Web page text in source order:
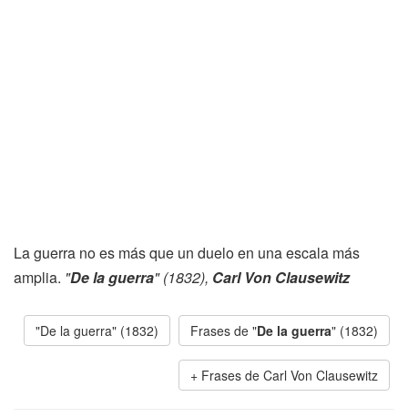
La guerra no es más que un duelo en una escala más
amplia. "De la guerra" (1832), Carl Von Clausewitz
"De la guerra" (1832) Frases de "De la guerra" (1832)
Frases de Carl Von Clausewitz